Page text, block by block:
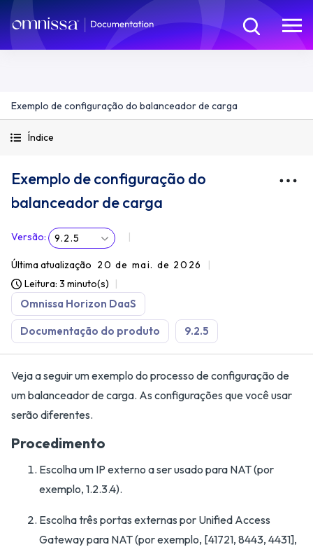
Exemplo de configuração do balanceador de carga
Índice
Exemplo de configuração do
balanceador de carga
Versão: 9.2.5
Última atualização 20 de mai. de 2026
Leitura: 3 minuto(s)
Omnissa Horizon DaaS
Documentação do produto 9.2.5
Veja a seguir um exemplo do processo de configuração de
um balanceador de carga. As configurações que você usar
serão diferentes.
Procedimento
Escolha um IP externo a ser usado para NAT (por
exemplo, 1.2.3.4).
Escolha três portas externas por Unified Access
Gateway para NAT (por exemplo, [41721, 8443, 4431],